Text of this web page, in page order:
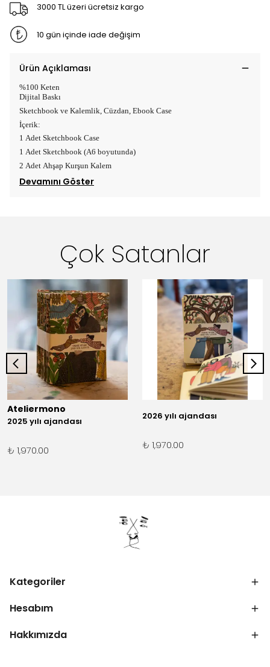
3000 TL üzeri ücretsiz kargo
10 gün içinde iade değişim
Ürün Açıklaması
%100 Keten
Dijital Baskı
Sketchbook ve Kalemlik, Cüzdan, Ebook Case
İçerik:
1 Adet Sketchbook Case
1 Adet Sketchbook (A6 boyutunda)
2 Adet Ahşap Kurşun Kalem
Devamını Göster
Çok Satanlar
Ateliermono
2025 yılı ajandası
₺ 1,970.00
2026 yılı ajandası
₺ 1,970.00
Kategoriler
Hesabım
Hakkımızda